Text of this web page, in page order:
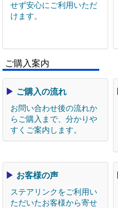
せず安心にご利用いただ
けます。
ご購入案内
▶ ご購入の流れ
お問い合わせ後の流れか
らご購入まで、分かりや
すくご案内します。
▶ お客様の声
ステアリンクをご利用い
ただいたお客様から寄せ